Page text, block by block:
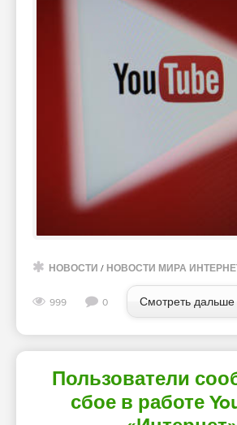
НОВОСТИ / НОВОСТИ МИРА
999 0 Смотреть дальше
Пользователи
сбое в работе